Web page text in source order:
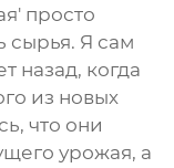
просто
сырья. Я сам
назад, когда
из новых
что они
урожая, а